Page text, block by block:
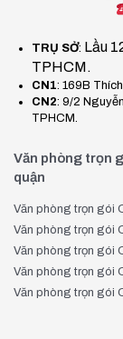
TRỤ SỞ: Lầu
TPHCM.
CN1: 169B
CN2: 9/2
TPHCM.
Văn phòng trọn
quận
Văn phòng trọn gói
Văn phòng trọn gói
Văn phòng trọn gói
Văn phòng trọn gói
Văn phòng trọn gói